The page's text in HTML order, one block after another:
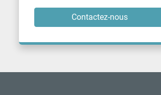
Contactez-nous